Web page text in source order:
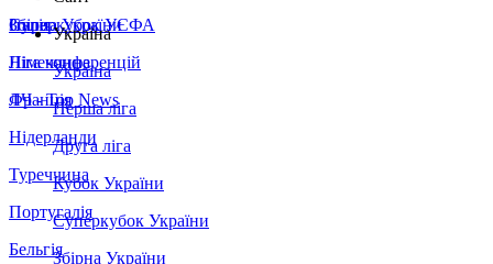
Збірна України
Італія
Німеччина
Франція
Нідерланди
Туреччина
Португалія
Бельгія
Суперкубок УЄФА
Ліга конференцій
ЛЧ - Top News
Україна
Україна
Перша ліга
Друга ліга
Кубок України
Суперкубок України
Збірна України